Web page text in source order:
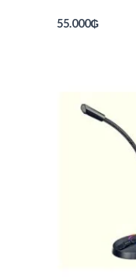
55.000₲